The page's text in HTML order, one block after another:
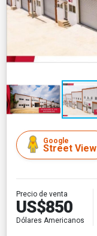
Google
Street View
Precio de venta
US$850
Dólares Americanos